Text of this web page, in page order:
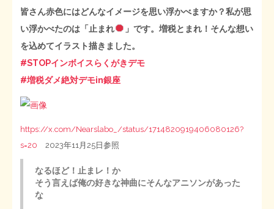
皆さん赤色にはどんなイメージを思い浮かべますか？私が思
い浮かべたのは「止まれ
」です。増税とまれ！そんな想い
を込めてイラスト描きました。
#STOPインボイスらくがきデモ
#増税ダメ絶対デモin銀座
https://x.com/Nearslabo_/status/1714820919406080126?
s=20 2023年11月25日参照
なるほど！止まレ！か
そう言えば俺の好きな神曲にそんなアニソンがあった
な